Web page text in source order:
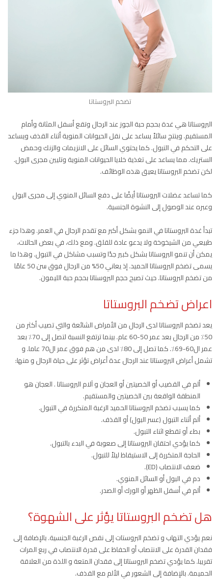
تضخم البروستاتا
البروستاتا هي غدة بحجم حبة الجوز عند الرجال وتقع أسفل المثانة وأمام
المستقيم. وينتج سائلاً يساعد على نقل الحيوانات المنوية أثناء القذف ويساعد
على التحكم في التبول. كما يحتوي السائل على الانزيمات والزنك وحمض
الستريك. مما يساعد على تغذية خلايا الحيوانات المنوية وتليين مجرى البول.
لكن تضخم البروستاتا يعيق هذه الوظائف.
كما تساعد عضلات البروستاتا أيضًا على دفع السائل المنوي إلى مجرى البول
وعبره عند الوصول إلى النشوة الجنسية.
تبدأ غدة البروستاتا في النمو بشكل أكبر مع تقدم الرجال في العمر. وهذا جزء
طبيعي من الشيخوخة ولا يدعو عادة للقلق. ومع ذلك، في بعض الحالات،
يمكن أن تنمو البروستاتا بشكل كبير جدًا وتسبب مشاكل في التبول. وهذا ما
يسمى تضخم البروستاتا الحميد. إذ يعاني 50% من الرجال فوق سن 50 عامًا
من تضخم البروستاتا. حيث تصبح حجم البروستاتا بحجم حبة الليمون.
اعراض تضخم البروستاتا
يعد تضخم البروستاتا لدى الرجال من الأمراض الشائعة والتي تصيب أكثر من
50٪ من الرجال بعد عمر 50-60 عام. بينما ترتفع النسبة لتصل إلى 70٪ بعد
عمر ال60-69٪. كما تصل إلى 80٪ لدى من هم فوق عمر ال70 عاما. و
تشمل أعراض البروستاتا عند الرجال عدة أعراض تؤثر على حياة الرجال و منها:
ألم في القضيب أو الخصيتين أو العجان و آلام البروستاتا . العجان هو
المنطقة الواقعة بين الخصيتين والمستقيم.
كما يسبب تضخم البروستاتا الحميد الرغبة المتكررة في التبول.
ألم أثناء التبول (عسر البول) أو القذف.
بطء أو تقطع اثناء التبول.
كما يؤدي احتقان البروستاتا إلى صعوبة في البدء بالتبول.
الحاجة المتكررة إلى الاستيقاظ ليلاً للتبول.
ضعف الانتصاب (ED).
دم في البول أو السائل المنوي.
ألم في أسفل الظهر أو الورك أو الصدر.
هل تضخم البروستاتا يؤثر على الشهوة؟
نعم يؤدي التهاب و تضخم البروستات إلى نقص الرغبة الجنسية. بالإضافة إلى
فقدان القدرة على الانتصاب أو الحفاظ على قدرة الانتصاب في ربع المرات
تقريبا. كما يؤدي تضخم البروستاتا إلى فقدان المتعة و اللذة من العلاقة
الحميمة. بالإضافة إلى الشعور في الألم مع القذف.